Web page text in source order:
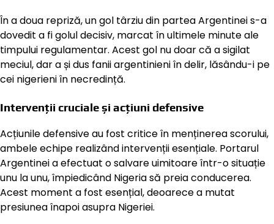
În a doua repriză, un gol târziu din partea Argentinei s-a
dovedit a fi golul decisiv, marcat în ultimele minute ale
timpului regulamentar. Acest gol nu doar că a sigilat
meciul, dar a și dus fanii argentinieni în delir, lăsându-i pe
cei nigerieni în necredință.
Intervenții cruciale și acțiuni defensive
Acțiunile defensive au fost critice în menținerea scorului,
ambele echipe realizând intervenții esențiale. Portarul
Argentinei a efectuat o salvare uimitoare într-o situație
unu la unu, împiedicând Nigeria să preia conducerea.
Acest moment a fost esențial, deoarece a mutat
presiunea înapoi asupra Nigeriei.